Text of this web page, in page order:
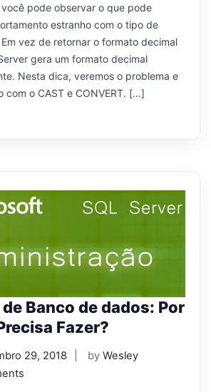
pode observar o que pode
estranho com o tipo de
vez de retornar o formato decimal
gera um formato decimal
Nesta dica, veremos o problema e
com o CAST e CONVERT. […]
Banco de dados: Por
Fazer?
29, 2018 by Wesley